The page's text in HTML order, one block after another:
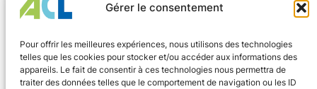
Gérer le consentement
Pour offrir les meilleures expériences, nous utilisons des technologies
telles que les cookies pour stocker et/ou accéder aux informations des
appareils. Le fait de consentir à ces technologies nous permettra de
traiter des données telles que le comportement de navigation ou les ID
Avantages Culture Loisirs
Des avantages CSE pour TOUS !